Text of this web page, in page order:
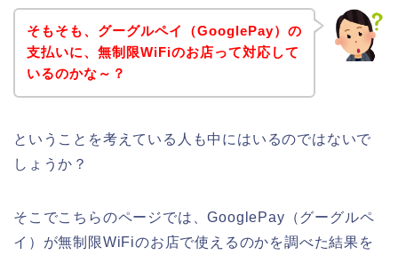
そもそも、グーグルペイ（GooglePay）の
支払いに、無制限WiFiのお店って対応して
いるのかな～？
ということを考えている人も中にはいるのではないで
しょうか？
そこでこちらのページでは、GooglePay（グーグルペ
イ）が無制限WiFiのお店で使えるのかを調べた結果を